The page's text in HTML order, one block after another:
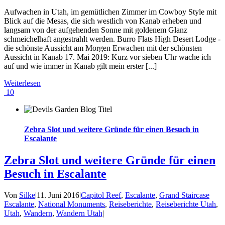
Aufwachen in Utah, im gemütlichen Zimmer im Cowboy Style mit
Blick auf die Mesas, die sich westlich von Kanab erheben und
langsam von der aufgehenden Sonne mit goldenem Glanz
schmeichelhaft angestrahlt werden. Burro Flats High Desert Lodge -
die schönste Aussicht am Morgen Erwachen mit der schönsten
Aussicht in Kanab 17. Mai 2019: Kurz vor sieben Uhr wache ich
auf und wie immer in Kanab gilt mein erster [...]
Weiterlesen
10
Zebra Slot und weitere Gründe für einen Besuch in
Escalante
Zebra Slot und weitere Gründe für einen
Besuch in Escalante
Von Silke|11. Juni 2016|Capitol Reef, Escalante, Grand Staircase
Escalante, National Monuments, Reiseberichte, Reiseberichte Utah,
Utah, Wandern, Wandern Utah|